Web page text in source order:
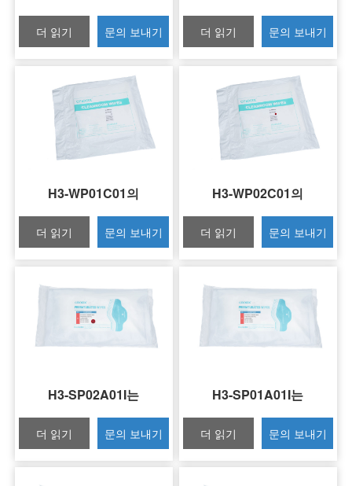
더 읽기 문의 보내기 더 읽기 문의 보내기
H3-WP01C01의
더 읽기 문의 보내기
H3-WP02C01의
더 읽기 문의 보내기
H3-SP02A01I는
더 읽기 문의 보내기
H3-SP01A01I는
더 읽기 문의 보내기